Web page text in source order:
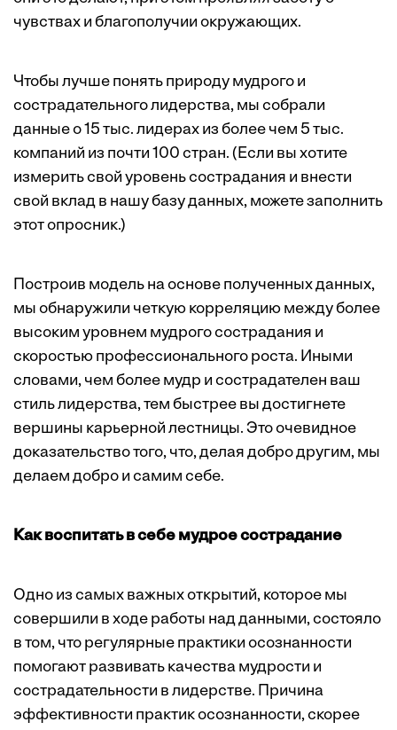
чувствах и благополучии окружающих.
Чтобы лучше понять природу мудрого и
сострадательного лидерства, мы собрали
данные о 15 тыс. лидерах из более чем 5 тыс.
компаний из почти 100 стран. (Если вы хотите
измерить свой уровень сострадания и внести
свой вклад в нашу базу данных, можете заполнить
этотопросник.)
Построив модель на основе полученных данных,
мы обнаружили четкую корреляцию между более
высоким уровнем мудрого сострадания и
скоростью профессионального роста. Иными
словами, чем более мудр и сострадателен ваш
стиль лидерства, тем быстрее вы достигнете
вершины карьерной лестницы. Это очевидное
доказательство того, что, делая добро другим, мы
делаем добро и самим себе.
Как воспитать в себе мудрое сострадание
Одно из самых важных открытий, которое мы
совершили в ходе работы над данными, состояло
в том, что регулярные практики осознанности
помогают развивать качества мудрости и
сострадательности в лидерстве. Причина
эффективности практик осознанности, скорее